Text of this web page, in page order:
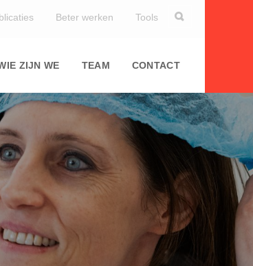
Beter werken Tools
ZIJN WE TEAM CONTACT